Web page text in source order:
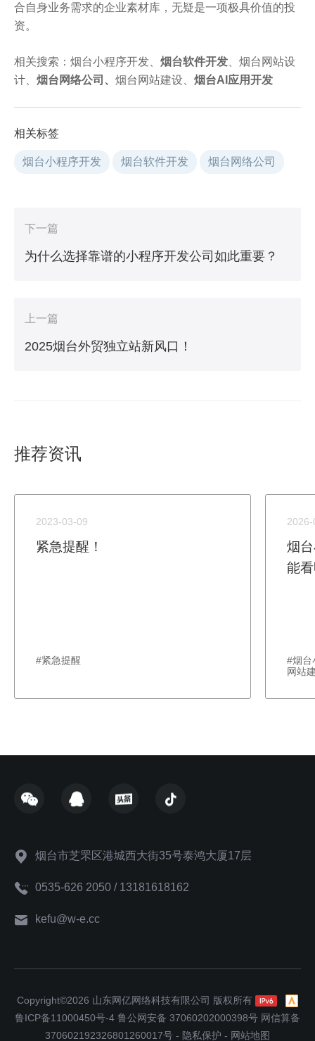
合自身业务需求的企业素材库，无疑是一项极具价值的投
资。
相关搜索：烟台小程序开发、 烟台软件开发 、烟台网站设
计、 烟台网络公司 、 烟台网站建设、 烟台AI应用开发
相关标签
烟台小程序开发 烟台软件开发 烟台网络公司
下一篇
为什么选择靠谱的小程序开发公司如此重要？
上一篇
2025烟台外贸独立站新风口！
推荐资讯
2023-03-09
紧急提醒！
#紧急提醒
烟
能
#烟
网站
烟台市芝罘区港城西大街35号泰鸿大厦17层
0535-626 2050 / 13181618162
kefu@w-e.cc
Copyright©2026 山东网亿网络科技有限公司 版权所有
鲁ICP备11000450号-4 鲁公网安备 37060202000398号 网信算备
370602192326801260017号 - 隐私保护 - 网站地图